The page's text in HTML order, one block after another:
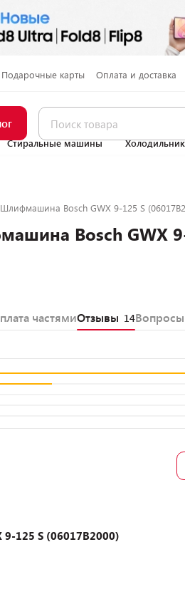
Подарочные карты Оплата и доставка
Стиральные машины
Шлифмашина Bosch GWX 9-125 S
Bosch GWX
частямиОтзывы 14Вопросы
125 S (06017B2000)